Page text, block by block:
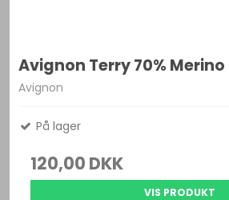
Avignon Terry 70%
Avignon
På lager
120,00 DKK
VIS PRODUKT